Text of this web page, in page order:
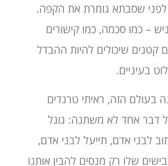
שסבתא גומרת את הקפה.
– כמו סכמה, כמו קישורים
קטנים שיכולים להיות ההבדל
בעיניים.
בעולם הזה, ראיתי טרנדים
דבר אחד לא משתנה: גוגל
לבני אדם, תייעל לבני אדם,
שלו רק מנסים להבין אותנו